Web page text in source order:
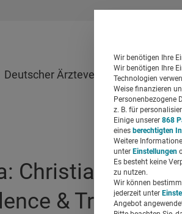
Deutscher Ärzteverlag
Christiane
&
Wir benötigen Ihre
Wir benötigen Ihre
Technologien
Weise finanzieren
Personenbezogene
z. B. für
Einige unserer 868
eines berechtigten
Weitere
unter Einstellungen
Es besteht keine
zu nutzen.
Wir können
jederzeit unter
Angebot